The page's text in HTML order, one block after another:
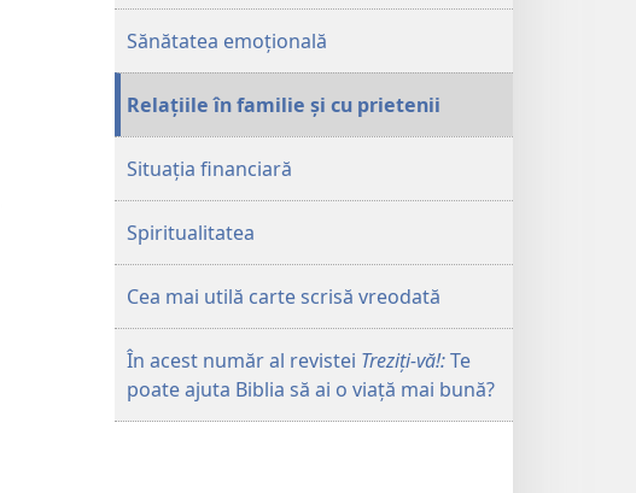
Biblia
să
ai
o
viață
mai
ajuta
să
ai
o
Sănătatea emoțională
Relațiile în familie și cu prietenii
Situația financiară
Spiritualitatea
Cea mai utilă carte scrisă vreodată
În acest număr al revistei Treziți-vă!:Te
poate ajuta Biblia să ai o viață mai bună?